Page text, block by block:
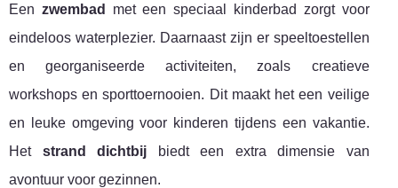
Een zwembad
met een speciaal kinderbad zorgt voor
eindeloos waterplezier. Daarnaast zijn er speeltoestellen
en georganiseerde activiteiten, zoals creatieve
workshops en sporttoernooien. Dit maakt het een veilige
en leuke omgeving voor kinderen tijdens een vakantie.
Het strand dichtbij biedt een extra dimensie van
avontuur voor gezinnen.